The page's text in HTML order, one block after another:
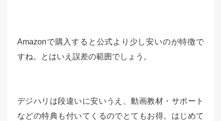
Amazonで購入すると公式より少し安いのが特徴で
すね。とはいえ誤差の範囲でしょう。
デジハリは段違いに安いうえ、動画教材・サポート
などの特典も付いてくるのでとてもお得。はじめて